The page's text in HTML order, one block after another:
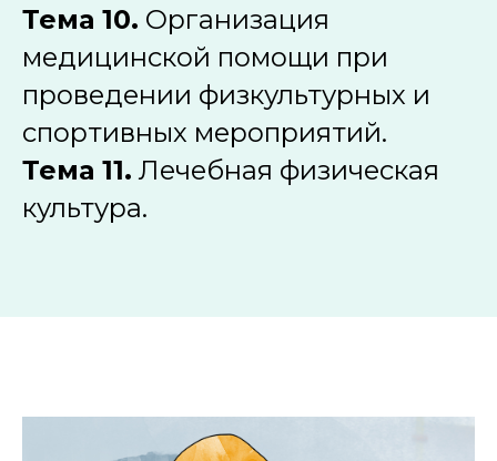
Тема 10. Организация
медицинской помощи при
проведении физкультурных и
спортивных мероприятий.
Тема 11. Лечебная физическая
культура.